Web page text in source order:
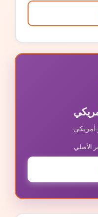
أمريكي
الأصلي